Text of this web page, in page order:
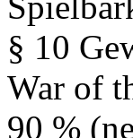
§ 10
War of
90 %